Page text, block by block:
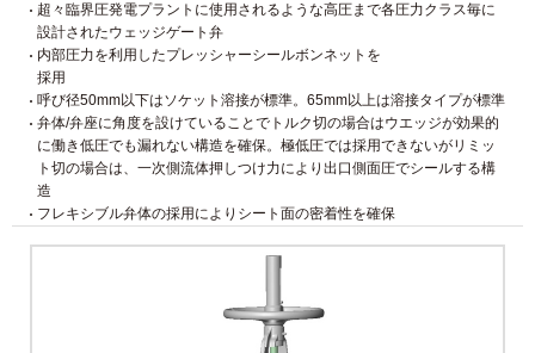
超々臨界圧発電プラントに使用されるような高圧まで各圧力クラス毎に
設計されたウェッジゲート弁
内部圧力を利用したプレッシャーシールボンネットを
採用
呼び径50mm以下はソケット溶接が標準。65mm以上は溶接タイプが標準
弁体/弁座に角度を設けていることでトルク切の場合はウエッジが効果的
に働き低圧でも漏れない構造を確保。極低圧では採用できないがリミッ
ト切の場合は、一次側流体押しつけ力により出口側面圧でシールする構
造
フレキシブル弁体の採用によりシート面の密着性を確保